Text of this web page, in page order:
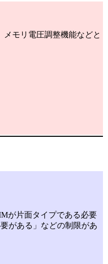
モリ電圧調整機能などと
が片面タイプである必要
がある」などの制限があ